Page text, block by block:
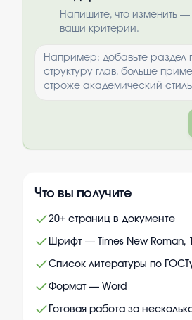
Напишите, что изменить
ваши критерии.
Что вы получите
20+ страниц в документе
Шрифт — Times New Roman,
Список литературы по
Формат — Word
Готовая работа за